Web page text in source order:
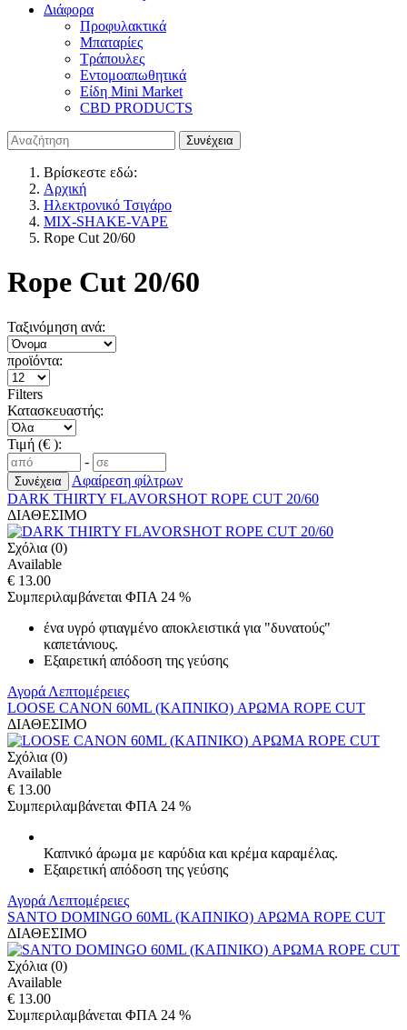
Διάφορα
Προφυλακτικά
Μπαταρίες
Τράπουλες
Εντομοαπωθητικά
Είδη Mini Market
CBD PRODUCTS
Βρίσκεστε εδώ:
Αρχική
Ηλεκτρονικό Τσιγάρο
MIX-SHAKE-VAPE
Rope Cut 20/60
Rope Cut 20/60
Ταξινόμηση ανά:
προϊόντα:
Filters
Κατασκευαστής:
Τιμή (€ ):
-
Αφαίρεση φίλτρων
DARK THIRTY FLAVORSHOT ROPE CUT 20/60
ΔΙΑΘΕΣΙΜΟ
Σχόλια (0)
Available
€ 13.00
Συμπεριλαμβάνεται ΦΠΑ 24 %
ένα υγρό φτιαγμένο αποκλειστικά για "δυνατούς"
καπετάνιους.
Εξαιρετική απόδοση της γεύσης
Αγορά Λεπτομέρειες
LOOSE CANON 60ML (ΚΑΠΝΙΚΟ) ΑΡΩΜΑ ROPE CUT
ΔΙΑΘΕΣΙΜΟ
Σχόλια (0)
Available
€ 13.00
Συμπεριλαμβάνεται ΦΠΑ 24 %
Καπνικό άρωμα με καρύδια και κρέμα καραμέλας.
Εξαιρετική απόδοση της γεύσης
Αγορά Λεπτομέρειες
SANTO DOMINGO 60ML (ΚΑΠΝΙΚΟ) ΑΡΩΜΑ ROPE CUT
ΔΙΑΘΕΣΙΜΟ
Σχόλια (0)
Available
€ 13.00
Συμπεριλαμβάνεται ΦΠΑ 24 %